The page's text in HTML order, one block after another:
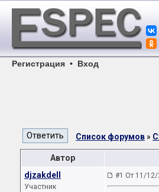
Регистрация • Вход
Список форумов »
Автор
djzakdell
Участник
#1 От 11/12/